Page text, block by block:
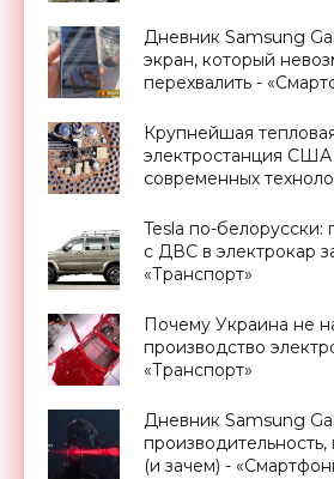
Дневник Samsung
экран, который
перехвалить -
Крупнейшая
электростанция США
современных
Tesla по-белорусски:
с ДВС в электрокар
«Транспорт»
Почему Украина не
производство
«Транспорт»
Дневник Samsung
(и зачем) -